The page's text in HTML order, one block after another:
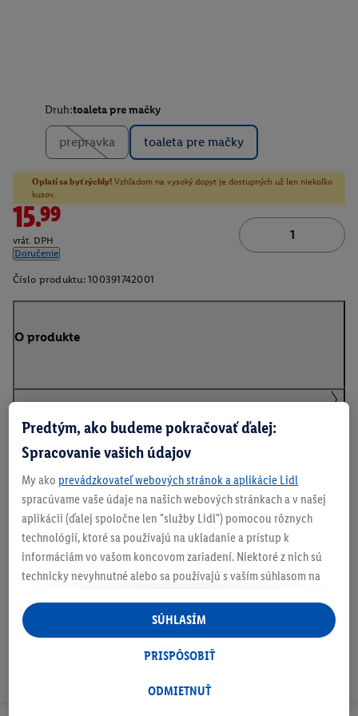
Druh:toaleta pre mačky
prepravka toaleta pre mačky
Oplatí sa byť rýchly! Vzhľadom na vysoký dopyt je dostupných už len niekoľko
kusov.
15.99
vrát. DPH
Doručenie
Číslo produktu: 100391742001
O produkte
Na stiahnutie
O
b
a
v
t
e
š
Predtým, ako budeme pokračovať ďalej:
Spracovanie vašich údajov
My ako prevádzkovateľ webových stránok a aplikácie Lidl
spracúvame vaše údaje na našich webových stránkach a v našej
aplikácii (ďalej spoločne len "služby Lidl") pomocou rôznych
technológií, ktoré sa používajú na ukladanie a prístup k
informáciám vo vašom koncovom zariadení. Niektoré z nich sú
technicky nevyhnutné alebo sa používajú s vaším súhlasom na
personalizovanú reklamu v rámci služieb Lidl aj mimo nich. Ak
ste účastníkom programu Lidl Plus, na tieto účely sa spracúvajú
aj údaje z vášho nákupného správania v obchode.
následne si vytvoríte účet Lidl Plus alebo sa prihlásite do svojho
ODMIETNUŤ
PRISPÔSOBIŤ
SÚHLASÍM